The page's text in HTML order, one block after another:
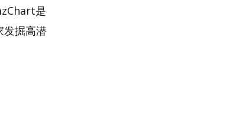
是
发掘高潜